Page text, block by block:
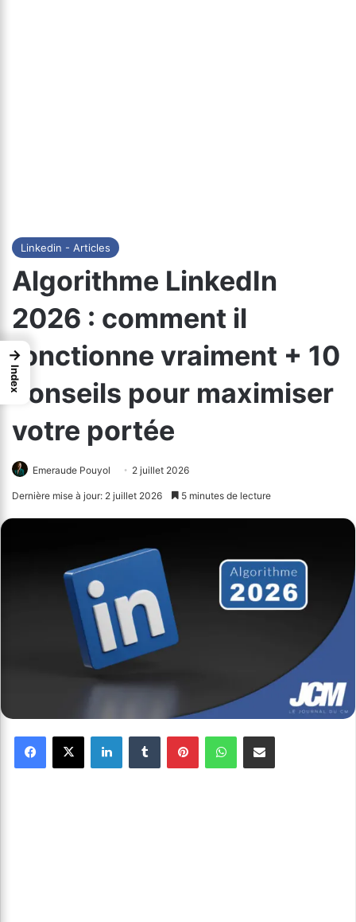
Linkedin - Articles
Algorithme LinkedIn
2026 : comment il
fonctionne vraiment + 10
conseils pour maximiser
votre portée
Emeraude Pouyol 2 juillet 2026
Dernière mise à jour: 2 juillet 2026 5 minutes de lecture
→
Index